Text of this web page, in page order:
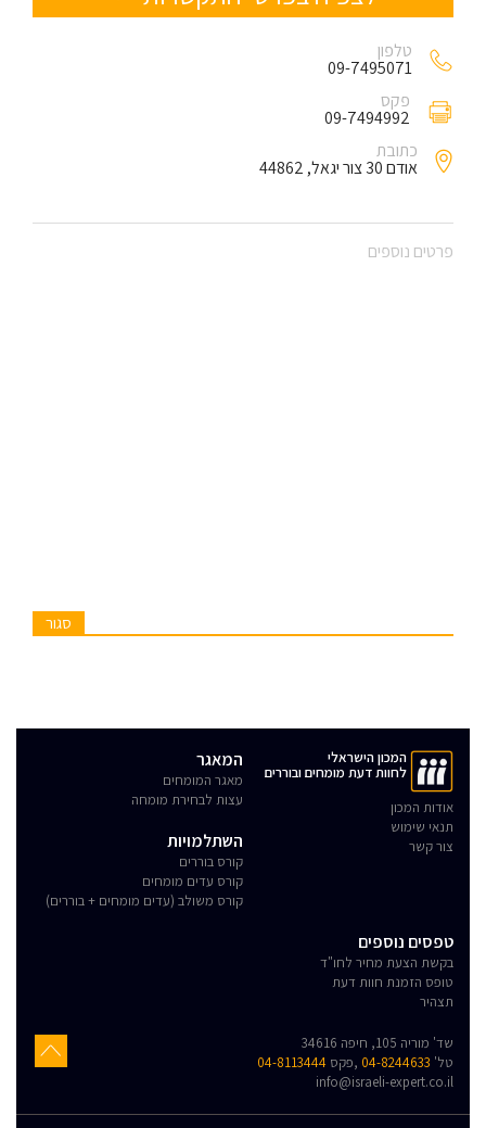
טלפון
09-7495071
פקס
09-7494992
כתובת
אודם 30 צור יגאל, 44862
פרטים נוספים
סגור
המכון הישראלי
לחוות דעת מומחים ובוררים
אודות המכון
תנאי שימוש
צור קשר
המאגר
מאגר המומחים
עצות לבחירת מומחה
השתלמויות
קורס בוררים
קורס עדים מומחים
קורס משולב (עדים מומחים + בוררים)
טפסים נוספים
בקשת הצעת מחיר לחו"ד
טופס הזמנת חוות דעת
תצהיר
שד' מוריה 105, חיפה 34616
טל' 04-8244633 ,פקס 04-8113444
info@israeli-expert.co.il